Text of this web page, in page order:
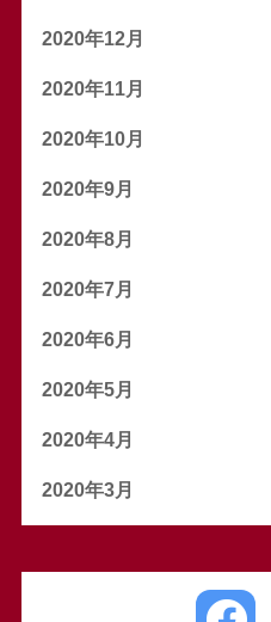
2020年12月
2020年11月
2020年10月
2020年9月
2020年8月
2020年7月
2020年6月
2020年5月
2020年4月
2020年3月